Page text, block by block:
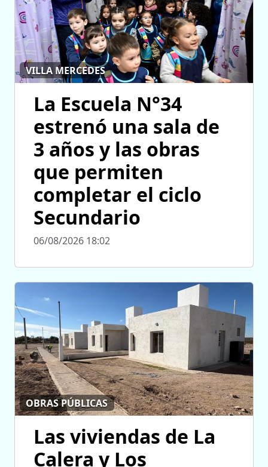
VILLA MERCEDES
La Escuela N°34
estrenó una sala de
3 años y las obras
que permiten
completar el ciclo
Secundario
06/08/2026 18:02
OBRAS PÚBLICAS
Las viviendas de La
Calera y Los